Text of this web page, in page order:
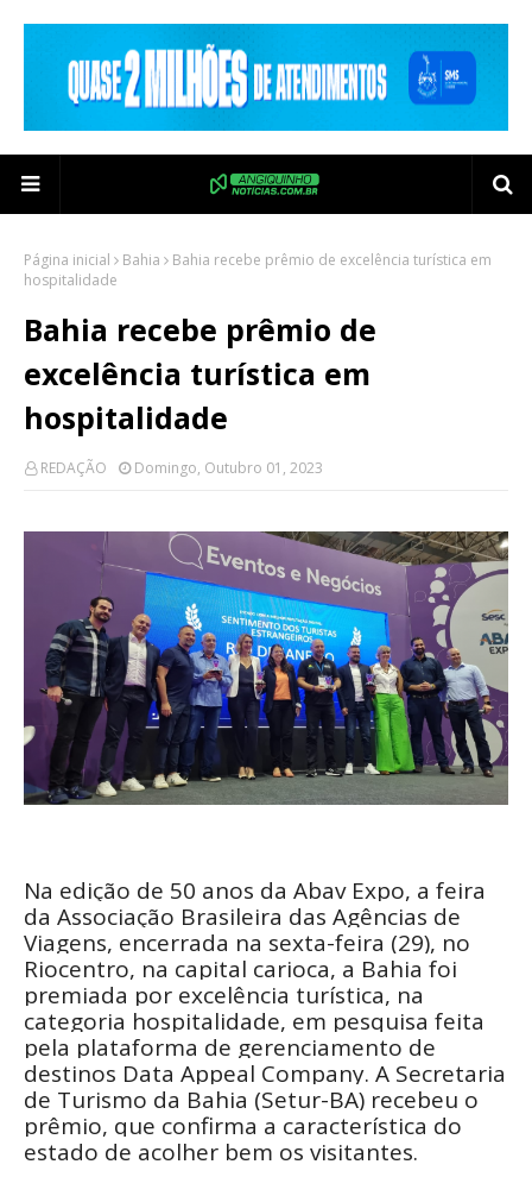
Página inicial Bahia
Bahia recebe prêmio de excelência turística em
hospitalidade
Bahia recebe prêmio de
excelência turística em
hospitalidade
REDAÇÃO Domingo, Outubro 01, 2023
Na edição de 50 anos da Abav Expo, a feira
da Associação Brasileira das Agências de
Viagens, encerrada na sexta-feira (29), no
Riocentro, na capital carioca, a Bahia foi
premiada por excelência turística, na
categoria hospitalidade, em pesquisa feita
pela plataforma de gerenciamento de
destinos Data Appeal Company. A Secretaria
de Turismo da Bahia (Setur-BA) recebeu o
prêmio, que confirma a característica do
estado de acolher bem os visitantes.